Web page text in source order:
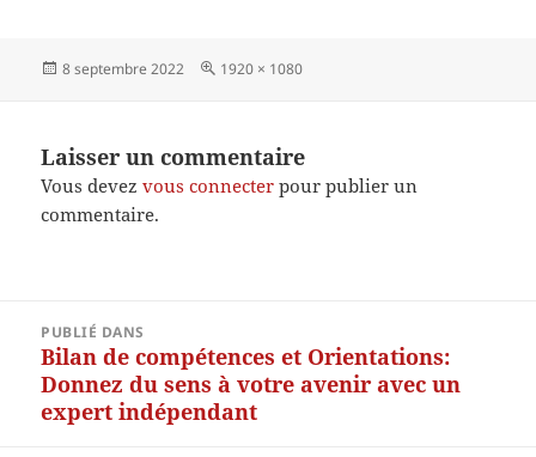
Publié
8 septembre 2022
Taille
1920 × 1080
Laisser un commentaire
Vous devezvous connecter pour publier un
commentaire.
l’article
PUBLIÉ DANS
Bilan de compétences et Orientations:
Donnez du sens à votre avenir avec un
expert indépendant